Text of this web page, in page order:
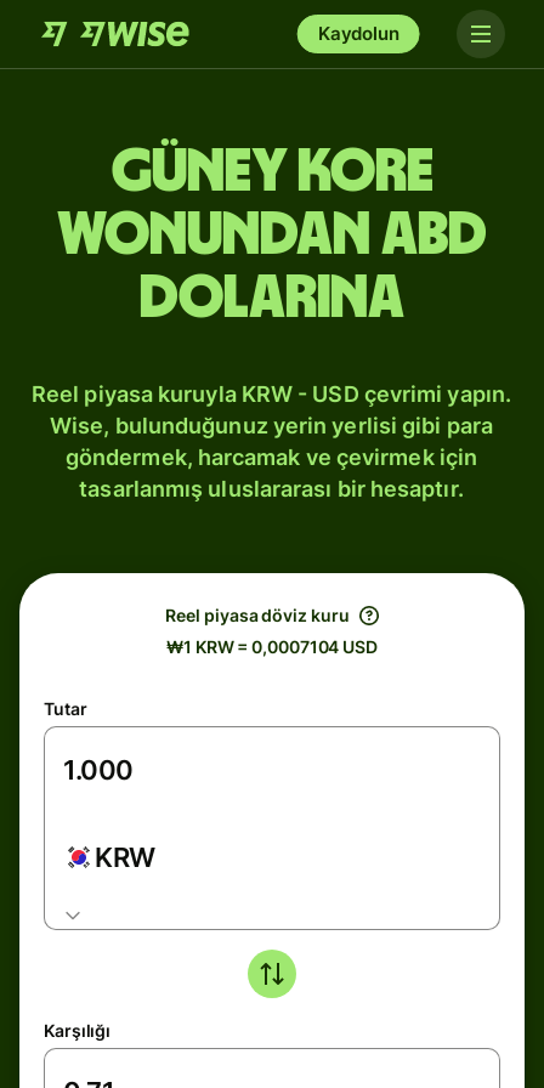
Kaydolun
Güney Kore
wonundan ABD
dolarına
Reel piyasa kuruyla KRW - USD çevrimi yapın.
Wise, bulunduğunuz yerin yerlisi gibi para
göndermek, harcamak ve çevirmek için
tasarlanmış uluslararası bir hesaptır.
Reel piyasa döviz kuru
₩1 KRW = 0,0007104 USD
Tutar
KRW
Karşılığı